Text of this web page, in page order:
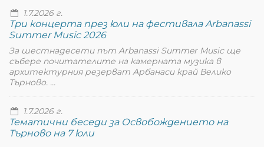
1.7.2026 г.
Три концерта през юли на фестивала Arbanassi
Summer Music 2026
За шестнадесети път Arbanassi Summer Music ще
събере почитателите на камерната музика в
архитектурния резерват Арбанаси край Велико
Търново. ...
1.7.2026 г.
Тематични беседи за Освобождението на
Търново на 7 юли